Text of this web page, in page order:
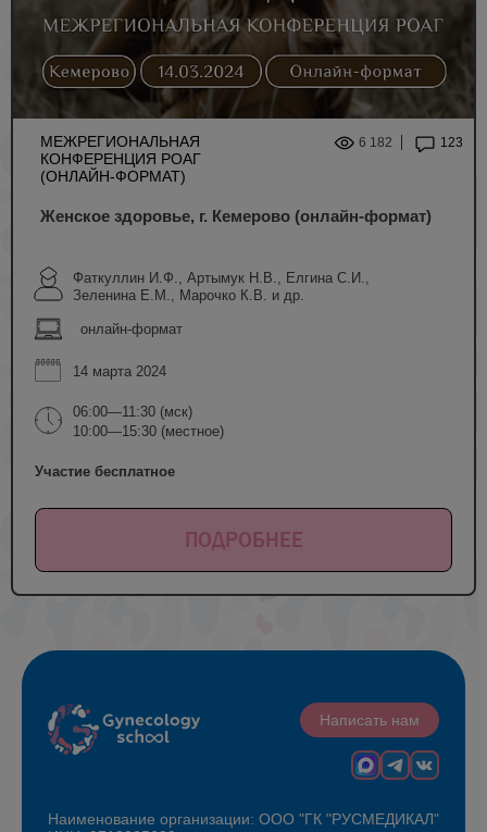
МЕЖРЕГИОНАЛЬНАЯ
КОНФЕРЕНЦИЯ РОАГ
(ОНЛАЙН-ФОРМАТ)
6 182 123
Женское здоровье, г. Кемерово (онлайн-формат)
Фаткуллин И.Ф., Артымук Н.В., Елгина С.И.,
Зеленина Е.М., Марочко К.В. и др.
онлайн-формат
14 марта 2024
06:00—11:30 (мск)
10:00—15:30 (местное)
Участие бесплатное
ПОДРОБНЕЕ
Написать нам
Наименование организации: ООО "ГК "РУСМЕДИКАЛ"